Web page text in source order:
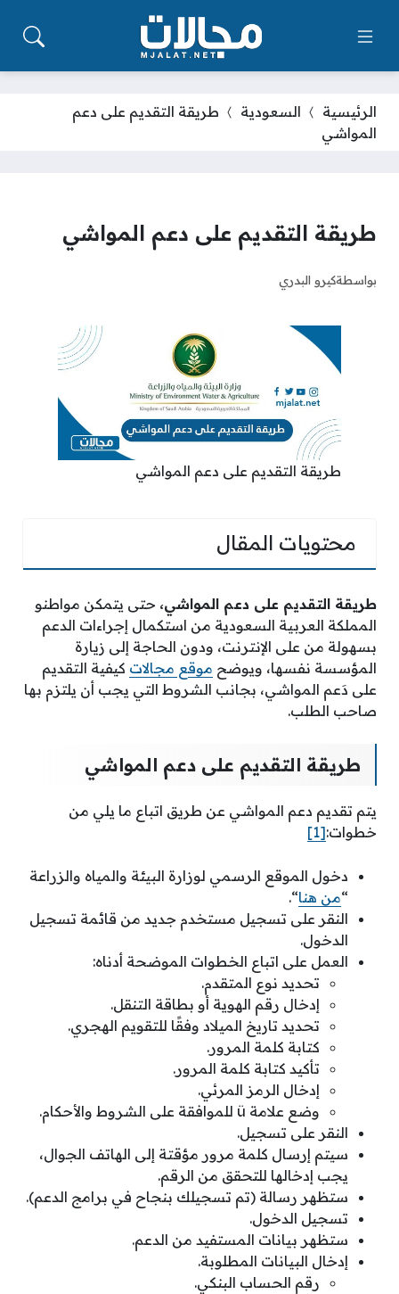
الرئيسية السعودية
طريقة التقديم على دعم
المواشي
طريقة التقديم على دعم المواشي
بواسطةكيرو البدري
طريقة التقديم على دعم المواشي
محتويات المقال
طريقة التقديم على دعم المواشي، حتى يتمكن مواطنو
المملكة العربية السعودية من استكمال إجراءات الدعم
بسهولة من على الإنترنت، ودون الحاجة إلى زيارة
المؤسسة نفسها، ويوضح موقع مجالات كيفية التقديم
على دَعم المواشي، بجانب الشروط التي يجب أن يلتزم بها
صاحب الطلب.
طريقة التقديم على دعم المواشي
يتم تقديم دعم المواشي عن طريق اتباع ما يلي من
خطوات:[1]
دخول الموقع الرسمي لوزارة البيئة والمياه والزراعة
“من هنا“.
النقر على تسجيل مستخدم جديد من قائمة تسجيل
الدخول.
العمل على اتباع الخطوات الموضحة أدناه:
تحديد نوع المتقدم.
إدخال رقم الهوية أو بطاقة التنقل.
تحديد تاريخ الميلاد وفقًا للتقويم الهجري.
كتابة كلمة المرور.
تأكيد كتابة كلمة المرور.
إدخال الرمز المرئي.
وضع علامة ü للموافقة على الشروط والأحكام.
النقر على تسجيل.
سيتم إرسال كلمة مرور مؤقتة إلى الهاتف الجوال،
يجب إدخالها للتحقق من الرقم.
ستظهر رسالة (تم تسجيلك بنجاح في برامج الدعم).
تسجيل الدخول.
ستظهر بيانات المستفيد من الدعم.
إدخال البيانات المطلوبة.
رقم الحساب البنكي.